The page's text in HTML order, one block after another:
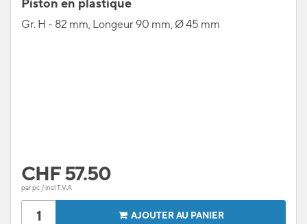
Piston en plastique
Gr. H - 82 mm, Longeur 90 mm, Ø 45 mm
CHF57.50
par pc / incl T.V.A
AJOUTER AU PANIER